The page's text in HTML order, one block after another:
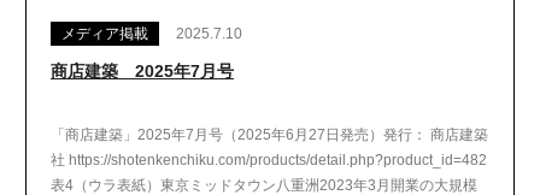
メディア掲載 2025.7.10
商店建築 2025年7月号
「商店建築」2025年7月号（2025年6月27日発売）発行： 商店建築
社 https://shotenkenchiku.com/products/detail.php?product_id=482
表4（ウラ表紙）東京ミッドタウン八重洲2023年3月開業の大規模